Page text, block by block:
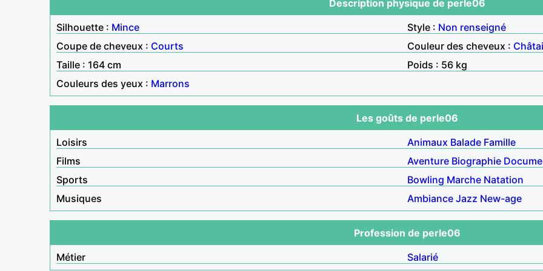
Description physique de perle06
Silhouette : Mince Style : Non renseigné
Coupe de cheveux : Courts Couleur des cheveux :
Taille : 164 cm
Poids : 56 kg
Couleurs des yeux : Marrons
Les goûts de perle06
Loisirs
Animaux Balade Famille
Films
Aventure Biographie
Sports
Bowling Marche Natation
Musiques
Ambiance Jazz New-age
Profession de perle06
Métier
Salarié